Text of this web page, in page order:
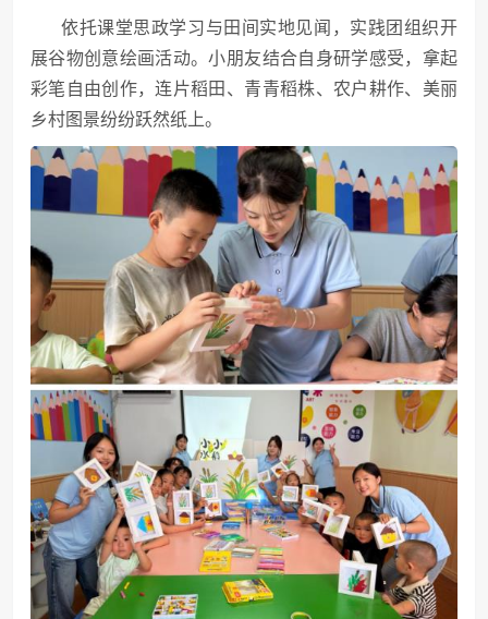
依托课堂思政学习与田间实地见闻，实践团组织开
展谷物创意绘画活动。小朋友结合自身研学感受，拿起
彩笔自由创作，连片稻田、青青稻株、农户耕作、美丽
乡村图景纷纷跃然纸上。